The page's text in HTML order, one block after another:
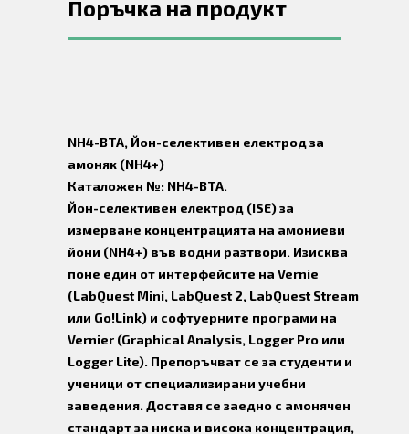
Поръчка на продукт
NH4-BTA, Йон-селективен електрод за
амоняк (NH4+)
Каталожен №: NH4-BTA.
Йон-селективен електрод (ISE) за
измерване концентрацията на амониеви
йони (NH4+) във водни разтвори. Изисква
поне един от интерфейсите на Vernie
(LabQuest Mini, LabQuest 2, LabQuest Stream
или Go!Link) и софтуерните програми на
Vernier (Graphical Analysis, Logger Pro или
Logger Lite). Препоръчват се за студенти и
ученици от специализирани учебни
заведения. Доставя се заедно с амонячен
стандарт за ниска и висока концентрация,